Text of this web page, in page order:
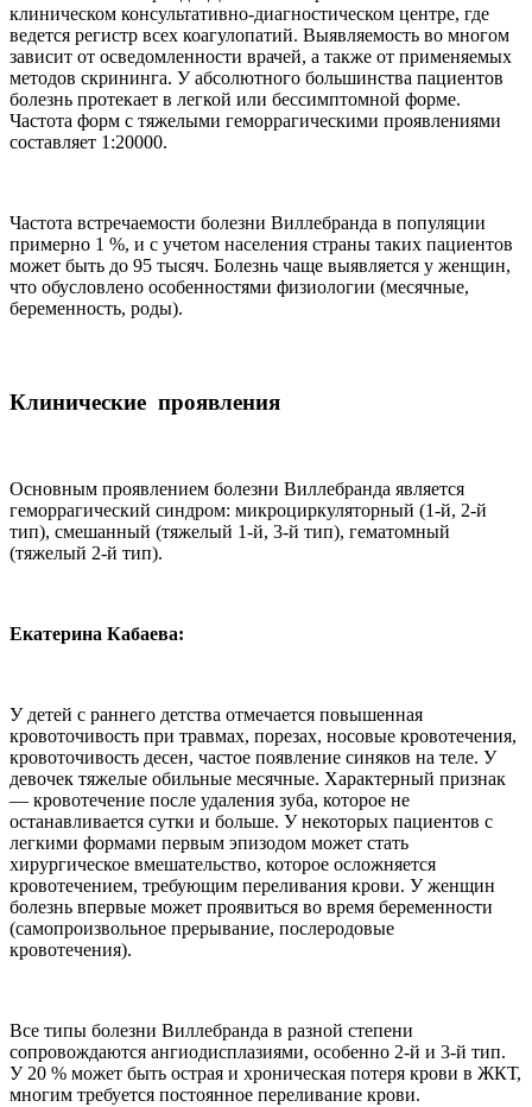
клиническом консультативно-диагностическом центре, где
ведется регистр всех коагулопатий. Выявляемость во многом
зависит от осведомленности врачей, а также от применяемых
методов скрининга. У абсолютного большинства пациентов
болезнь протекает в легкой или бессимптомной форме.
Частота форм с тяжелыми геморрагическими проявлениями
составляет 1:20000.
Частота встречаемости болезни Виллебранда в популяции
примерно 1 %, и с учетом населения страны таких пациентов
может быть до 95 тысяч. Болезнь чаще выявляется у женщин,
что обусловлено особенностями физиологии (месячные,
беременность, роды).
Клинические проявления
Основным проявлением болезни Виллебранда является
геморрагический синдром: микроциркуляторный (1-й, 2-й
тип), смешанный (тяжелый 1-й, 3-й тип), гематомный
(тяжелый 2-й тип).
Екатерина Кабаева:
У детей с раннего детства отмечается повышенная
кровоточивость при травмах, порезах, носовые кровотечения,
кровоточивость десен, частое появление синяков на теле. У
девочек тяжелые обильные месячные. Характерный признак
— кровотечение после удаления зуба, которое не
останавливается сутки и больше. У некоторых пациентов с
легкими формами первым эпизодом может стать
хирургическое вмешательство, которое осложняется
кровотечением, требующим переливания крови. У женщин
болезнь впервые может проявиться во время беременности
(самопроизвольное прерывание, послеродовые
кровотечения).
Все типы болезни Виллебранда в разной степени
сопровождаются ангиодисплазиями, особенно 2-й и 3-й тип.
У 20 % может быть острая и хроническая потеря крови в ЖКТ,
многим требуется постоянное переливание крови.